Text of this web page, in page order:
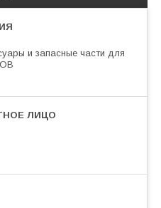
и запасные части для